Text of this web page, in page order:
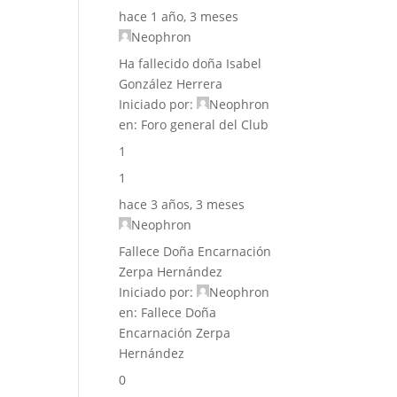
hace 1 año, 3 meses
Neophron
Ha fallecido doña Isabel
González Herrera
Iniciado por:
Neophron
en: Foro general del Club
1
1
hace 3 años, 3 meses
Neophron
Fallece Doña Encarnación
Zerpa Hernández
Iniciado por:
Neophron
en: Fallece Doña
Encarnación Zerpa
Hernández
0